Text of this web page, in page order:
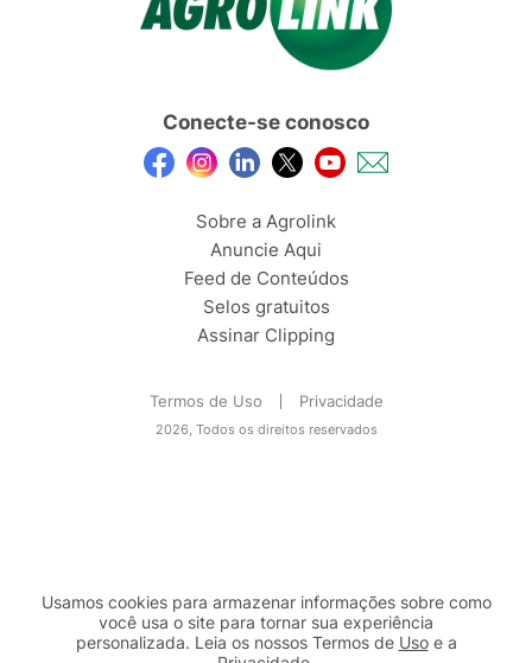
Conecte-se conosco
Sobre a Agrolink
Anuncie Aqui
Feed de Conteúdos
Selos gratuitos
Assinar Clipping
Termos de Uso Privacidade
2026, Todos os direitos reservados
Usamos cookies para armazenar informações sobre como
você usa o site para tornar sua experiência
personalizada. Leia os nossos Termos de Usoe a